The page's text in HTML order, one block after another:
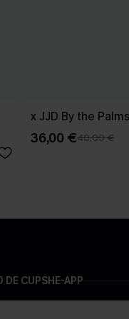
x JJD By the
36,00 €40,00 €
DE CUPSHE-APP